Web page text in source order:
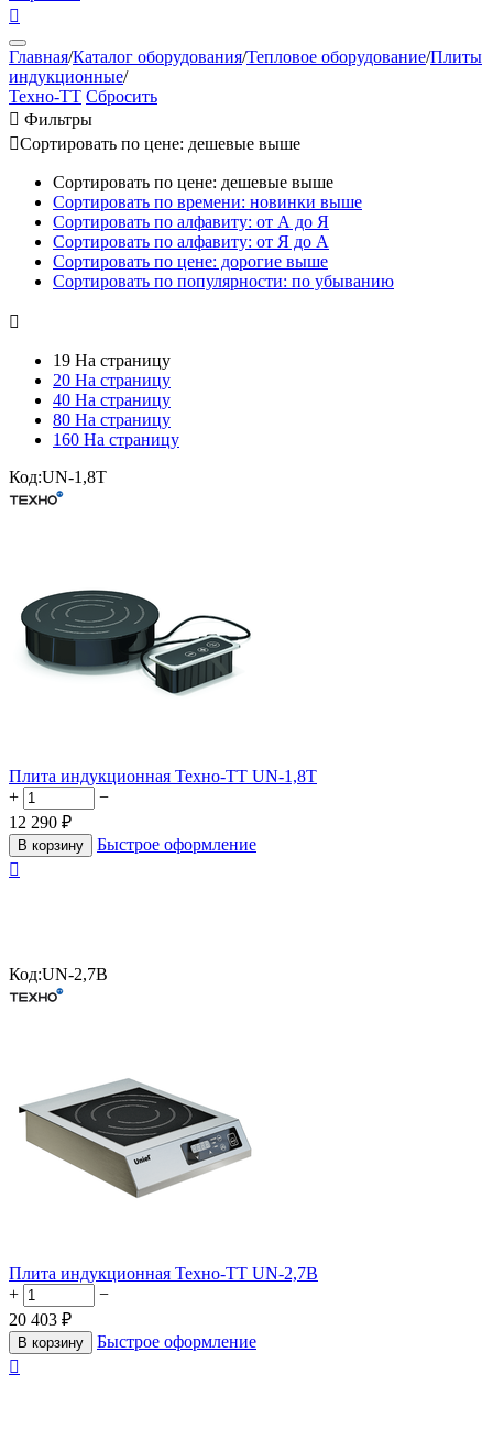

Главная/Каталог оборудования/Тепловое оборудование/Плиты
индукционные/
Техно-ТТ Сбросить
 Фильтры
Сортировать по цене: дешевые выше
Сортировать по цене: дешевые выше
Сортировать по времени: новинки выше
Сортировать по алфавиту: от А до Я
Сортировать по алфавиту: от Я до А
Сортировать по цене: дорогие выше
Сортировать по популярности: по убыванию

19 На страницу
20 На страницу
40 На страницу
80 На страницу
160 На страницу
Код:UN-1,8T
Плита индукционная Техно-ТТ UN-1,8T
+
−
12 290 ₽
В корзину
Быстрое оформление

Код:UN-2,7B
Плита индукционная Техно-ТТ UN-2,7B
+
−
20 403 ₽
В корзину
Быстрое оформление
